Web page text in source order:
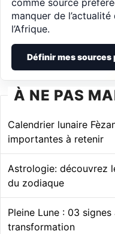
comme source
manquer de
l’Afrique.
Définir mes sources
À NE PAS
Calendrier lunaire
importantes à retenir
Astrologie: découvrez
du zodiaque
Pleine Lune : 03
transformation